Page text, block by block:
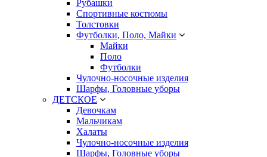
Рубашки
Спортивные костюмы
Толстовки
Футболки, Поло, Майки
Майки
Поло
Футболки
Чулочно-носочные изделия
Шарфы, Головные уборы
ДЕТСКОЕ
Девочкам
Мальчикам
Халаты
Чулочно-носочные изделия
Шарфы, Головные уборы